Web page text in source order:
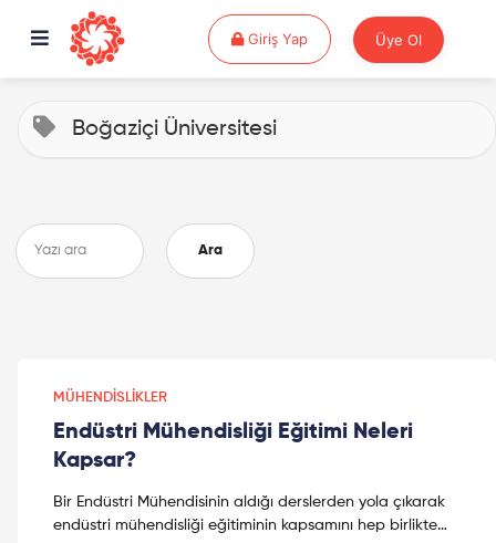
Giriş YapGiriş Yap Üye Ol
Boğaziçi Üniversitesi
Ara
MÜHENDISLIKLER
Endüstri Mühendisliği Eğitimi Neleri
Kapsar?
Bir Endüstri Mühendisinin aldığı derslerden yola çıkarak
endüstri mühendisliği eğitiminin kapsamını hep birlikte